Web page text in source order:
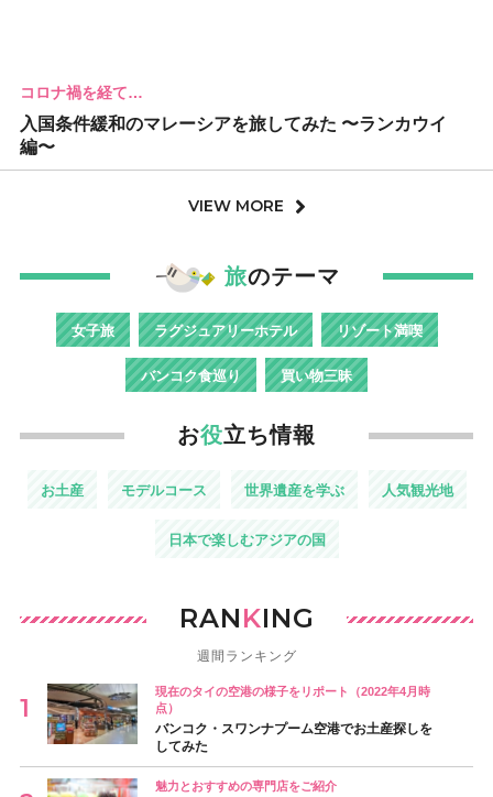
コロナ禍を経て…
入国条件緩和のマレーシアを旅してみた 〜ランカウイ
編〜
VIEW MORE
旅のテーマ
女子旅 ラグジュアリーホテル リゾート満喫
バンコク食巡り 買い物三昧
お役立ち情報
お土産 モデルコース 世界遺産を学ぶ 人気観光地
日本で楽しむアジアの国
RANKING
週間ランキング
現在のタイの空港の様子をリポート（2022年4月時
点）
バンコク・スワンナプーム空港でお土産探しを
してみた
魅力とおすすめの専門店をご紹介